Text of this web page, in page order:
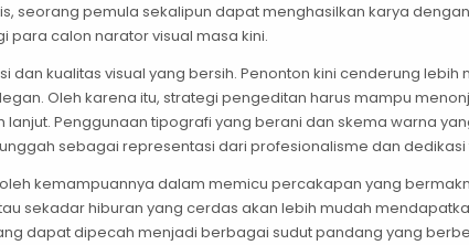
seorang pemula sekalipun dapat menghasilkan karya
para calon narator visual masa kini.
kualitas visual yang bersih. Penonton kini cenderung lebih
Oleh karena itu, strategi pengeditan harus mampu
lanjut. Penggunaan tipografi yang berani dan skema warna
sebagai representasi dari profesionalisme dan
kemampuannya dalam memicu percakapan yang
sekadar hiburan yang cerdas akan lebih mudah
dapat dipecah menjadi berbagai sudut pandang yang